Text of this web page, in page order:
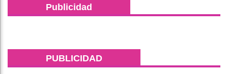
Publicidad
PUBLICIDAD